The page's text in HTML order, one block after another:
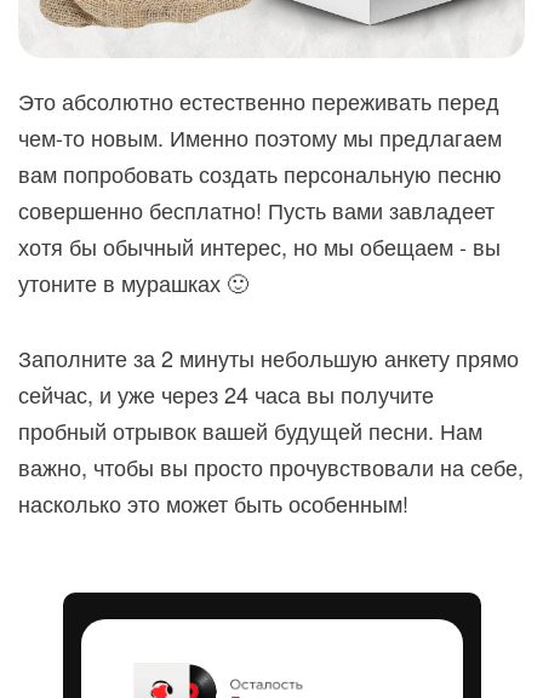
Это абсолютно естественно переживать перед
чем-то новым. Именно поэтому мы предлагаем
вам попробовать создать персональную песню
совершенно бесплатно! Пусть вами завладеет
хотя бы обычный интерес, но мы обещаем - вы
утоните в мурашках 🙂
Заполните за 2 минуты небольшую анкету прямо
сейчас, и уже через 24 часа вы получите
пробный отрывок вашей будущей песни. Нам
важно, чтобы вы просто прочувствовали на себе,
насколько это может быть особенным!